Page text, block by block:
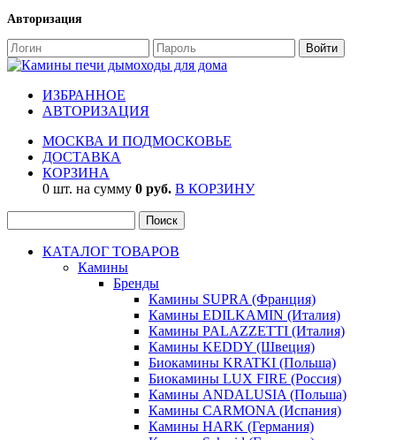
Авторизация
ИЗБРАННОЕ
АВТОРИЗАЦИЯ
МОСКВА И ПОДМОСКОВЬЕ
ДОСТАВКА
КОРЗИНА
0 шт. на сумму 0 руб. В КОРЗИНУ
КАТАЛОГ ТОВАРОВ
Камины
Бренды
Камины SUPRA (Франция)
Камины EDILKAMIN (Италия)
Камины PALAZZETTI (Италия)
Камины KEDDY (Швеция)
Биокамины KRATKI (Польша)
Биокамины LUX FIRE (Россия)
Камины ANDALUSIA (Польша)
Камины CARMONA (Испания)
Камины HARK (Германия)